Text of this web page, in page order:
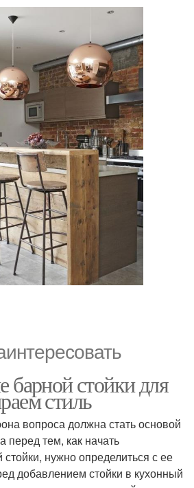
барной стойки для
стиль
вопроса должна стать основой
перед тем, как начать
стойки, нужно определиться с ее
добавлением стойки в кухонный